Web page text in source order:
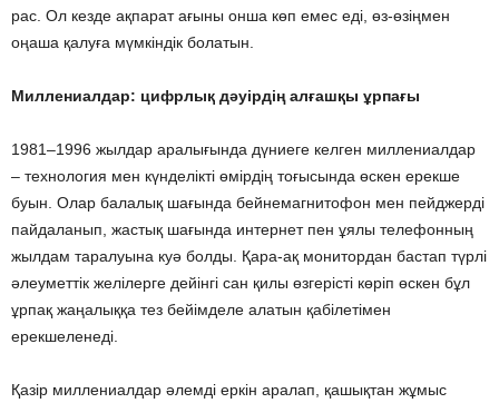
рас. Ол кезде ақпарат ағыны онша көп емес еді, өз-өзіңмен
оңаша қалуға мүмкіндік болатын.
Миллениалдар: цифрлық дәуірдің алғашқы ұрпағы
1981–1996 жылдар аралығында дүниеге келген миллениалдар
– технология мен күнделікті өмірдің тоғысында өскен ерекше
буын. Олар балалық шағында бейнемагнитофон мен пейджерді
пайдаланып, жастық шағында интернет пен ұялы телефонның
жылдам таралуына куә болды. Қара-ақ монитордан бастап түрлі
әлеуметтік желілерге дейінгі сан қилы өзгерісті көріп өскен бұл
ұрпақ жаңалыққа тез бейімделе алатын қабілетімен
ерекшеленеді.
Қазір миллениалдар әлемді еркін аралап, қашықтан жұмыс